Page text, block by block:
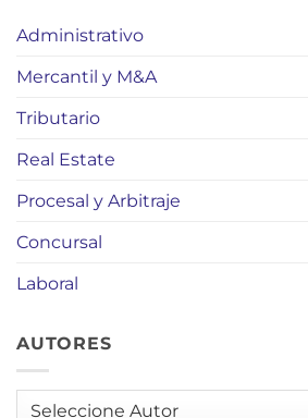
Administrativo
Mercantil y M&A
Tributario
Real Estate
Procesal y Arbitraje
Concursal
Laboral
AUTORES
AUTORES